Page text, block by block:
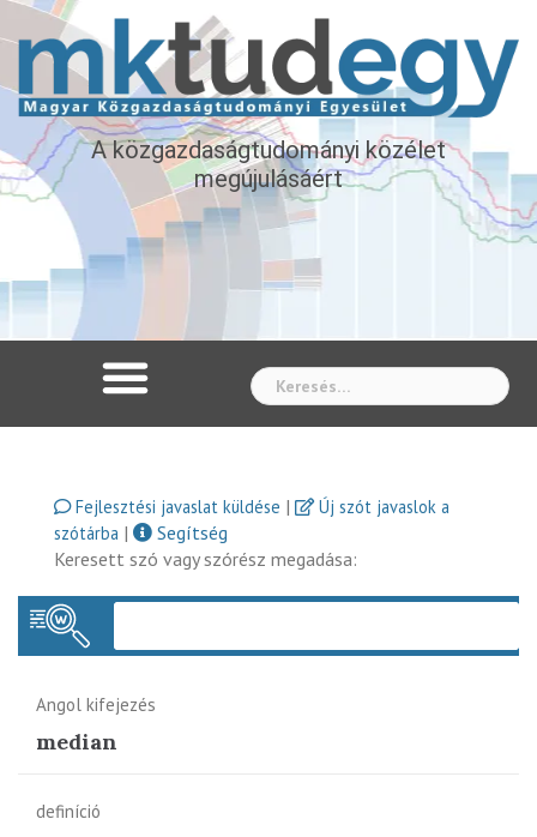
A közgazdaságtudományi közélet
megújulásáért
Fejlesztési javaslat küldése |
Új szót javaslok a
szótárba |
Segítség
Keresett szó vagy szórész megadása:
Angol kifejezés
median
definíció